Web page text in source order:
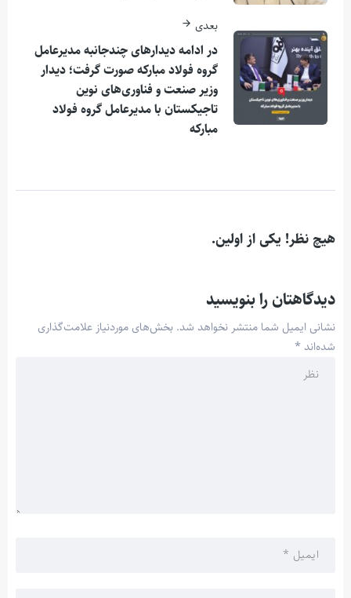
بعدی
در ادامه دیدارهای چندجانبه مدیرعامل
گروه فولاد مبارکه صورت گرفت؛ دیدار
وزیر صنعت و فناوری‌های نوین
تاجیکستان با مدیرعامل گروه فولاد
مبارکه
هیچ نظر! یکی از اولین.
دیدگاهتان را بنویسید
نشانی ایمیل شما منتشر نخواهد شد. بخش‌های موردنیاز علامت‌گذاری
شده‌اند *